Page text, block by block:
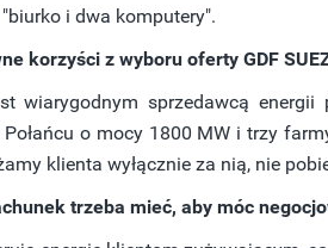
i dwa komputery".
korzyści z wyboru oferty GDF
wiarygodnym sprzedawcą
o mocy 1800 MW i trzy
klienta wyłącznie za nią, nie
trzeba mieć, aby móc